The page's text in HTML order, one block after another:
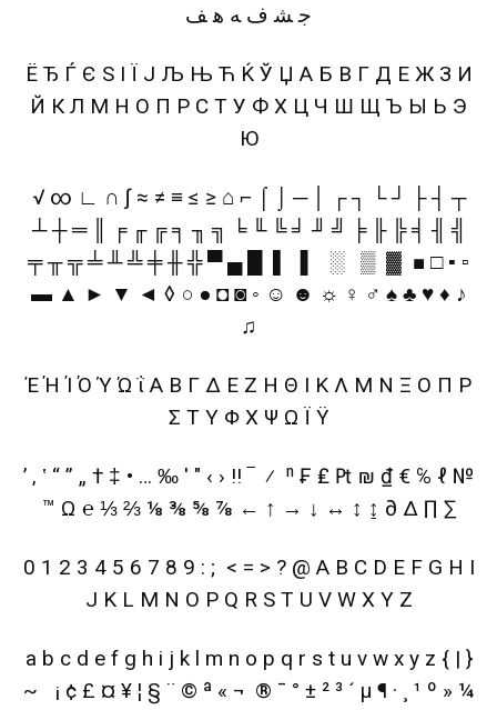
ﺟ ﺸ ﻑ ﻪ ﻫ ﻒ
Ё Ђ Ѓ Є Ѕ І Ї Ј Љ Њ Ћ Ќ Ў Џ А Б В Г Д Е Ж З И
Й К Л М Н О П Р С Т У Ф Х Ц Ч Ш Щ Ъ Ы Ь Э
Ю
√ ∞ ∟ ∩ ∫ ≈ ≠ ≡ ≤ ≥ ⌂ ⌐ ⌠ ⌡ ─ │ ┌ ┐ └ ┘ ├ ┤ ┬
┴ ┼ ═ ║ ╒ ╓ ╔ ╕ ╖ ╗ ╘ ╙ ╚ ╛ ╜ ╝ ╞ ╟ ╠ ╡ ╢ ╣
╤ ╥ ╦ ╧ ╨ ╩ ╪ ╫ ╬ ▀ ▄ █ ▌ ▐ ░ ▒ ▓ ■ □ ▪ ▫
▬ ▲ ► ▼ ◄ ◊ ○ ● ◘ ◙ ◦ ☺ ☻ ☼ ♀ ♂ ♠ ♣ ♥ ♦ ♪
♫
Έ Ή Ί Ό Ύ Ώ ΐ Α Β Γ Δ Ε Ζ Η Θ Ι Κ Λ Μ Ν Ξ Ο Π Ρ
Σ Τ Υ Φ Χ Ψ Ω Ϊ Ϋ
’ ‚ ‛ “ ” „ † ‡ • … ‰ ′ ″ ‹ › ‼ ‾ ⁄ ⁿ ₣ ₤ ₧ ₪ ₫ € ℅ ℓ №
™ Ω ℮ ⅓ ⅔ ⅛ ⅜ ⅝ ⅞ ← ↑ → ↓ ↔ ↕ ↨ ∂ ∆ ∏ ∑
0 1 2 3 4 5 6 7 8 9 : ; < = > ? @ A B C D E F G H I
J K L M N O P Q R S T U V W X Y Z
a b c d e f g h i j k l m n o p q r s t u v w x y z { | }
~ ¡ ¢ £ ¤ ¥ ¦ § ¨ © ª « ¬ ® ¯ ° ± ² ³ ´ µ ¶ · ¸ ¹ º » ¼